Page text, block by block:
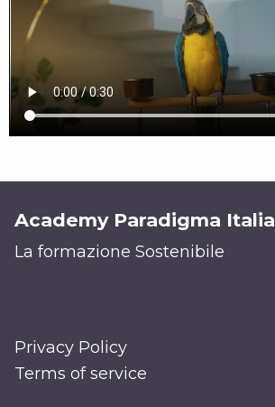
Academy Paradigma Italia
La formazione Sostenibile
Privacy Policy
Terms of service